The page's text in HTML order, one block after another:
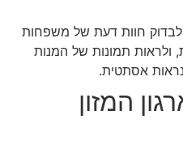
לבדוק חוות דעת של משפחות
תמונות של המנות
אסתטית.
המזון